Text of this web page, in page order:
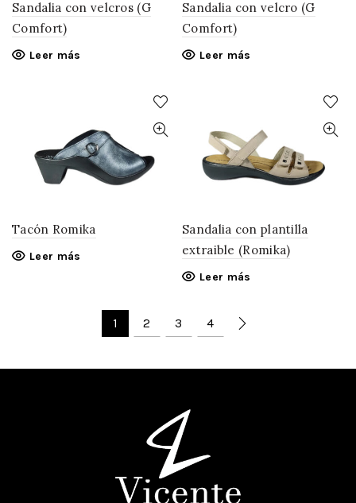
Sandalia con velcros (G
Comfort)
Leer más
Sandalia con velcro (G
Comfort)
Leer más
Tacón Romika
Leer más
Sandalia con plantilla
extraible (Romika)
Leer más
1 2 3 4